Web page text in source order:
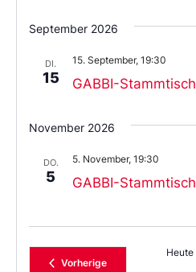
Sie
das
aus.
September 2026
DI.
15 GABBI-Stammtisch
15. September, 19:30
November 2026
DO.
5 GABBI-Stammtisch
5. November, 19:30
VorherigeVeranstaltungen
Heute